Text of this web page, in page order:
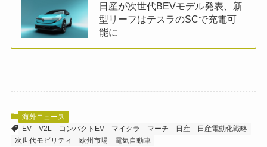
日産が次世代BEVモデル発表、新
型リーフはテスラのSCで充電可
能に
海外ニュース
EV
V2L コンパクトEV マイクラ マーチ 日産
日産電動化戦略
次世代モビリティ
欧州市場 電気自動車